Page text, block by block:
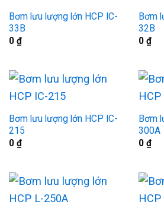
Bơm lưu lượng lớn HCP IC-
33B
0 ₫
Bơm
32B
0 ₫
Bơm lưu lượng lớn HCP IC-
215
0 ₫
Bơm
300A
0 ₫